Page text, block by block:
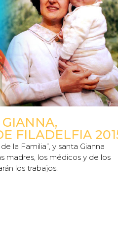
FILADELFIA
la Familia”, y santa Gianna
madres, los médicos y de los
los trabajos.